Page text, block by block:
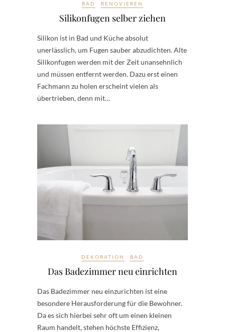
BAD RENOVIEREN
Silikonfugen selber ziehen
Silikon ist in Bad und Küche absolut
unerlässlich, um Fugen sauber abzudichten. Alte
Silikonfugen werden mit der Zeit unansehnlich
und müssen entfernt werden. Dazu erst einen
Fachmann zu holen erscheint vielen als
übertrieben, denn mit…
DEKORATION BAD
Das Badezimmer neu einrichten
Das Badezimmer neu einzurichten ist eine
besondere Herausforderung für die Bewohner.
Da es sich hierbei sehr oft um einen kleinen
Raum handelt, stehen höchste Effizienz,